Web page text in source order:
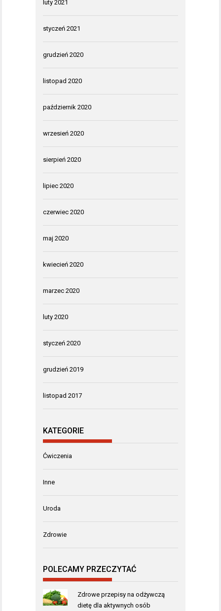
luty 2021
styczeń 2021
grudzień 2020
listopad 2020
październik 2020
wrzesień 2020
sierpień 2020
lipiec 2020
czerwiec 2020
maj 2020
kwiecień 2020
marzec 2020
luty 2020
styczeń 2020
grudzień 2019
listopad 2017
KATEGORIE
Ćwiczenia
Inne
Uroda
Zdrowie
POLECAMY PRZECZYTAĆ
Zdrowe przepisy na odżywczą
dietę dla aktywnych osób